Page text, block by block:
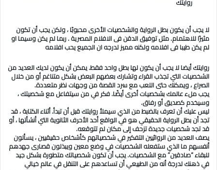
لا يجب أن يكون بطل الرواية والشخصيات الأخرى محبوبًا ، ولكن يجب أن تكون
مثيرًا للاهتمام. مثل توفيق الدقن فى الافلام المصرية . ربما لم يكن وسيما او
لم يكن طيبا فى افلامه ولكنه مميز لدرجه ان الجميع يحب افلامه
روايتك أيضا لا يجب أن يكون لها بطل واحد فقط. يمكن أن يكون لديك العديد من
الشخصيات التي تجذب القراء وتشارك بعضهم البعض بشكل متناغم أو من خلال
الصراع ، ويمكنك حتى اللعب مع سرد القصة من وجهات نظر متعددة.
يجب ملء عالمك بشخصيات أخرى أيضًا. فكر في من سيتفاعل مع شخصيتك ،
وسيخدم كصديق أو رفاق.
ليس عليك أن تعرف بالضبط من الذي سيملأ روايتك قبل أن تبدأ. أثناء الكتابة ، قد
تجد أن بطل الرواية الحقيقي هو في الواقع أحد الأحرف الثانوية التي أنشأتها ، أو
قد تجد شخصيات جديدة تزحف إلى مكان لم تتوقعه.
يصف العديد من الروائيين التفكير في شخصياتهم كأشخاص حقيقيين ، يسألون
أنفسهم ما الذي ستفعله الشخصيات في وضع معين ويبذلون قصارى جهدهم
للبقاء “صادقين” مع الشخصيات. يجب أن تكون شخصياتك متطورة بشكل جيد
في ذهنك لدرجة أنه من الطبيعي أن تساعدهم على التنقل في عالم خيالي